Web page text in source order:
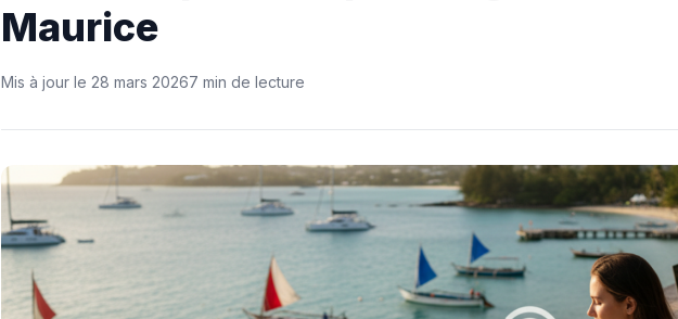
Maurice
Mis à jour le 28 mars 20267 min de lecture